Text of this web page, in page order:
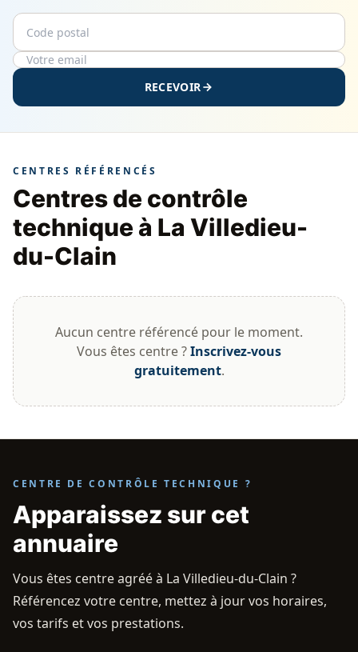
Code postal
Email
RECEVOIR
CENTRES RÉFÉRENCÉS
Centres de contrôle
technique à La Villedieu-
du-Clain
Aucun centre référencé pour le moment.
Vous êtes centre ?Inscrivez-vous
gratuitement.
CENTRE DE CONTRÔLE TECHNIQUE ?
Apparaissez sur cet
annuaire
Vous êtes centre agréé à La Villedieu-du-Clain ?
Référencez votre centre, mettez à jour vos horaires,
vos tarifs et vos prestations.